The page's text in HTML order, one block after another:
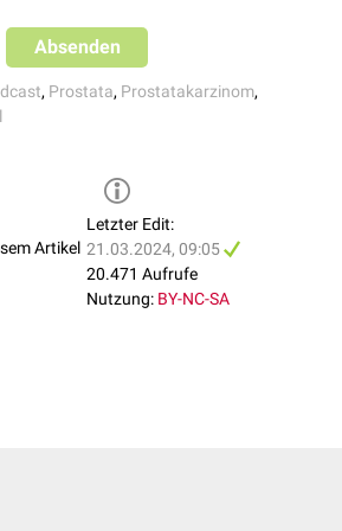
Absenden
, Prostata, Prostatakarzinom,
Artikel
Letzter Edit:
21.03.2024, 09:05
20.471 Aufrufe
Nutzung: BY-NC-SA